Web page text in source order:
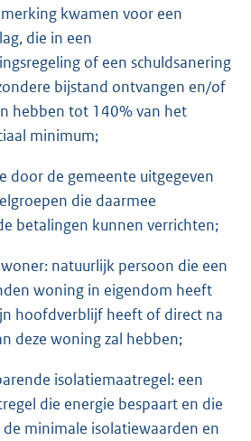
kwamen voor een
die in een
of een schuldsanering
bijstand ontvangen en/of
hebben tot 140% van het
minimum;
door de gemeente uitgegeven
die daarmee
betalingen kunnen verrichten;
natuurlijk persoon die een
woning in eigendom heeft
hoofdverblijf heeft of direct na
deze woning zal hebben;
isolatiemaatregel: een
die energie bespaart en die
minimale isolatiewaarden en